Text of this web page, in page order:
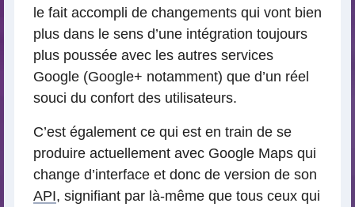
le fait accompli de changements qui vont bien
plus dans le sens d’une intégration toujours
plus poussée avec les autres services
Google (Google+ notamment) que d’un réel
souci du confort des utilisateurs.
C’est également ce qui est en train de se
produire actuellement avec Google Maps qui
change d’interface et donc de version de son
API, signifiant par là-même que tous ceux qui